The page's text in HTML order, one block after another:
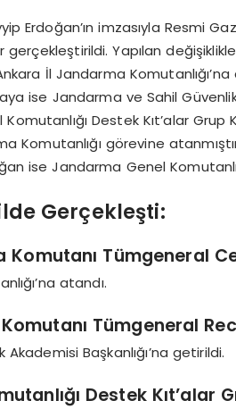
Erdoğan’ın imzasıyla Resmi
Yapılan
İl Jandarma
ise Jandarma ve Sahil Güvenlik
Destek Kıt’alar
Komutanlığı görevine
ise Jandarma Genel
Gerçekleşti:
Tümgeneral
atandı.
Tümgeneral
Başkanlığı’na getirildi.
Destek Kıt’alar